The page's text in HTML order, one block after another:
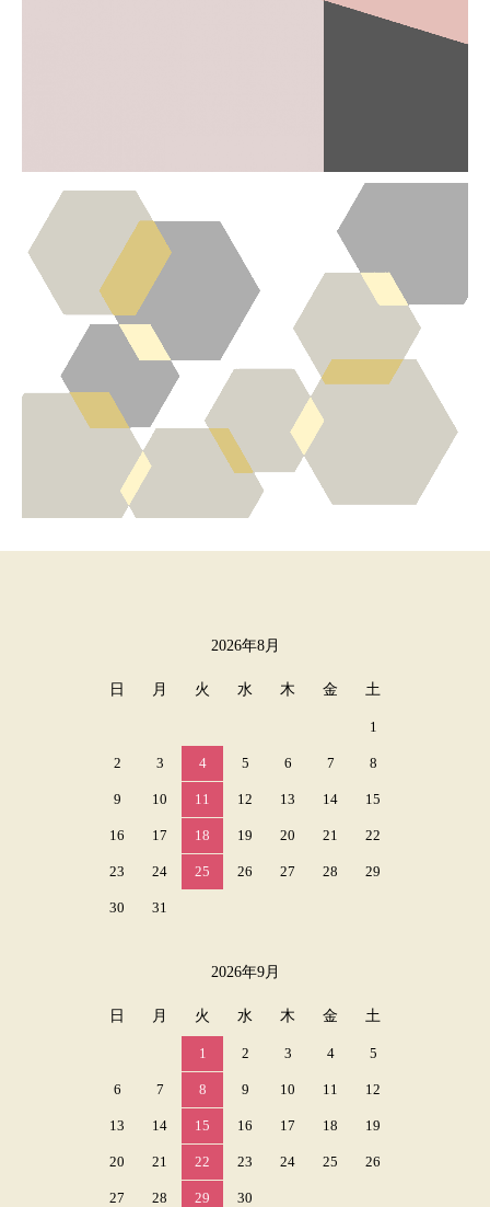
2026年8月
日 月 火 水 木 金 土
1
2 3 4 5 6 7 8
9 10 11 12 13 14 15
16 17 18 19 20 21 22
23 24 25 26 27 28 29
30 31
2026年9月
日 月 火 水 木 金 土
1 2 3 4 5
6 7 8 9 10 11 12
13 14 15 16 17 18 19
20 21 22 23 24 25 26
27 28 29 30